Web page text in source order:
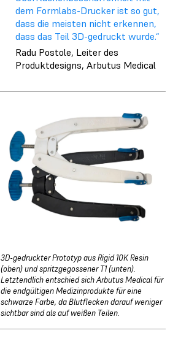
dem Formlabs-Drucker ist so gut,
dass die meisten nicht erkennen,
dass das Teil 3D-gedruckt wurde.“
Radu Postole, Leiter des
Produktdesigns, Arbutus Medical
3D-gedruckter Prototyp aus Rigid 10K Resin
(oben) und spritzgegossener T1 (unten).
Letztendlich entschied sich Arbutus Medical für
die endgültigen Medizinprodukte für eine
schwarze Farbe, da Blutflecken darauf weniger
sichtbar sind als auf weißen Teilen.